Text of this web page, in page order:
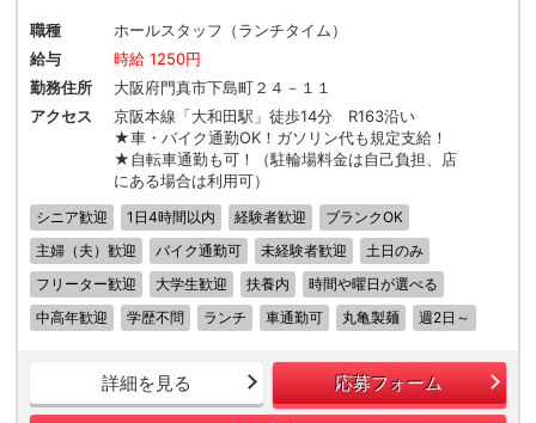
職種
ホールスタッフ（ランチタイム）
給与
時給 1250円
勤務住所
大阪府門真市下島町２４－１１
アクセス
京阪本線「大和田駅」徒歩14分 R163沿い
★車・バイク通勤OK！ガソリン代も規定支給！
★自転車通勤も可！（駐輪場料金は自己負担、店
にある場合は利用可）
シニア歓迎 1日4時間以内 経験者歓迎
ブランクOK
主婦（夫）歓迎
バイク通勤可 未経験者歓迎
土日のみ
フリーター歓迎
大学生歓迎 扶養内
時間や曜日が選べる
中高年歓迎
学歴不問 ランチ 車通勤可 丸亀製麺 週2日～
詳細を見る 応募フォーム